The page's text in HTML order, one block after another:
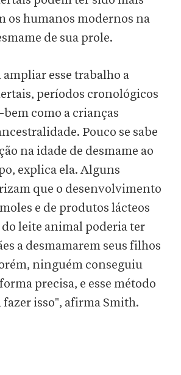
os humanos modernos na
de sua prole.
esse trabalho a
períodos cronológicos
como a crianças
Pouco se sabe
na idade de desmame ao
explica ela. Alguns
que o desenvolvimento
e de produtos lácteos
leite animal poderia ter
a desmamarem seus filhos
ninguém conseguiu
precisa, e esse método
fazer isso", afirma Smith.